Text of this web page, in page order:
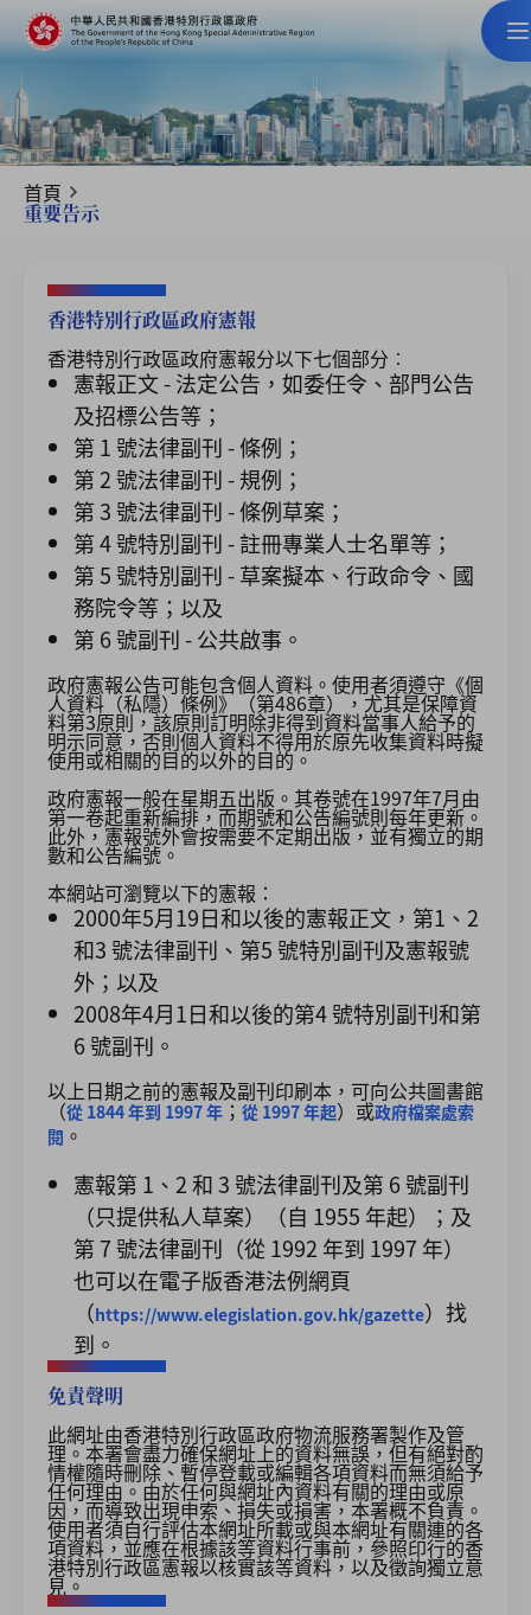
首頁
重要告示
香港特別行政區政府憲報
香港特別行政區政府憲報分以下七個部分︰
憲報正文 - 法定公告，如委任令、部門公告
及招標公告等；
第 1 號法律副刊 - 條例；
第 2 號法律副刊 - 規例；
第 3 號法律副刊 - 條例草案；
第 4 號特別副刊 - 註冊專業人士名單等；
第 5 號特別副刊 - 草案擬本、行政命令、國
務院令等；以及
第 6 號副刊 - 公共啟事。
政府憲報公告可能包含個人資料。使用者須遵守《個
人資料（私隱）條例》（第486章），尤其是保障資
料第3原則，該原則訂明除非得到資料當事人給予的
明示同意，否則個人資料不得用於原先收集資料時擬
使用或相關的目的以外的目的。
政府憲報一般在星期五出版。其卷號在1997年7月由
第一卷起重新編排，而期號和公告編號則每年更新。
此外，憲報號外會按需要不定期出版，並有獨立的期
數和公告編號。
本網站可瀏覽以下的憲報：
2000年5月19日和以後的憲報正文，第1、2
和3 號法律副刊、第5 號特別副刊及憲報號
外；以及
2008年4月1日和以後的第4 號特別副刊和第
6 號副刊。
以上日期之前的憲報及副刊印刷本，可向公共圖書館
（從 1844 年到 1997 年；從 1997 年起）或政府檔案處索
閱 。
憲報第 1、2 和 3 號法律副刊及第 6 號副刊
（只提供私人草案）（自 1955 年起）；及
第 7 號法律副刊（從 1992 年到 1997 年）
也可以在電子版香港法例網頁
（https://www.elegislation.gov.hk/gazette）找
到。
免責聲明
此網址由香港特別行政區政府物流服務署製作及管
理。本署會盡力確保網址上的資料無誤，但有絕對酌
情權隨時刪除、暫停登載或編輯各項資料而無須給予
任何理由。由於任何與網址內資料有關的理由或原
因，而導致出現申索、損失或損害，本署概不負責。
使用者須自行評估本網址所載或與本網址有關連的各
項資料，並應在根據該等資料行事前，參照印行的香
港特別行政區憲報以核實該等資料，以及徵詢獨立意
見。